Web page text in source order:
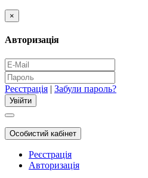
×
Авторизація
Реєстрація | Забули пароль?
Особистий кабінет
Реєстрація
Авторизація